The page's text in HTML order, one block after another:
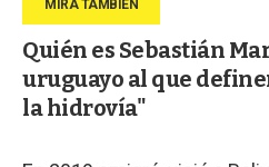
Quién es Sebastián
uruguayo al que
la hidrovía"